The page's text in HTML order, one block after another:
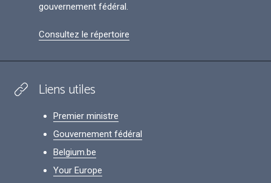
gouvernement fédéral.
Consultez le répertoire
Liens utiles
Premier ministre
Gouvernement fédéral
Belgium.be
Your Europe